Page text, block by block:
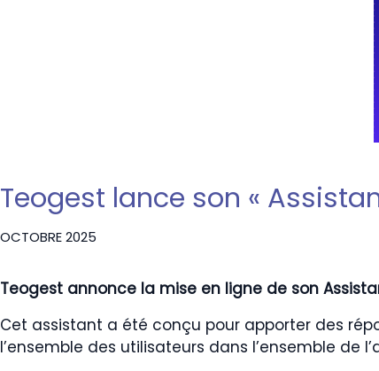
Teogest lance son «
OCTOBRE 2025
Teogest annonce la mise en ligne de son
Cet assistant a été conçu pour apporter des
l’ensemble des utilisateurs dans l’ensemble de